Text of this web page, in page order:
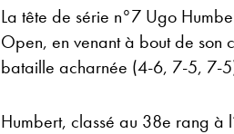
La tête de série n°7 Ugo
Open, en venant à bout de son
bataille acharnée (4-6, 7-5, 7-
Humbert, classé au 38e rang à